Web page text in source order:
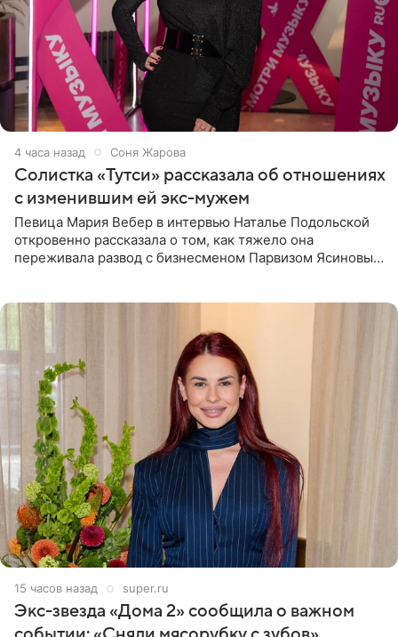
4 часа назад Соня Жарова
Солистка «Тутси» рассказала об отношениях
с изменившим ей экс-мужем
Певица Мария Вебер в интервью Наталье Подольской
откровенно рассказала о том, как тяжело она
переживала развод с бизнесменом Парвизом Ясиновым.
15 часов назад super.ru
Экс-звезда «Дома 2» сообщила о важном